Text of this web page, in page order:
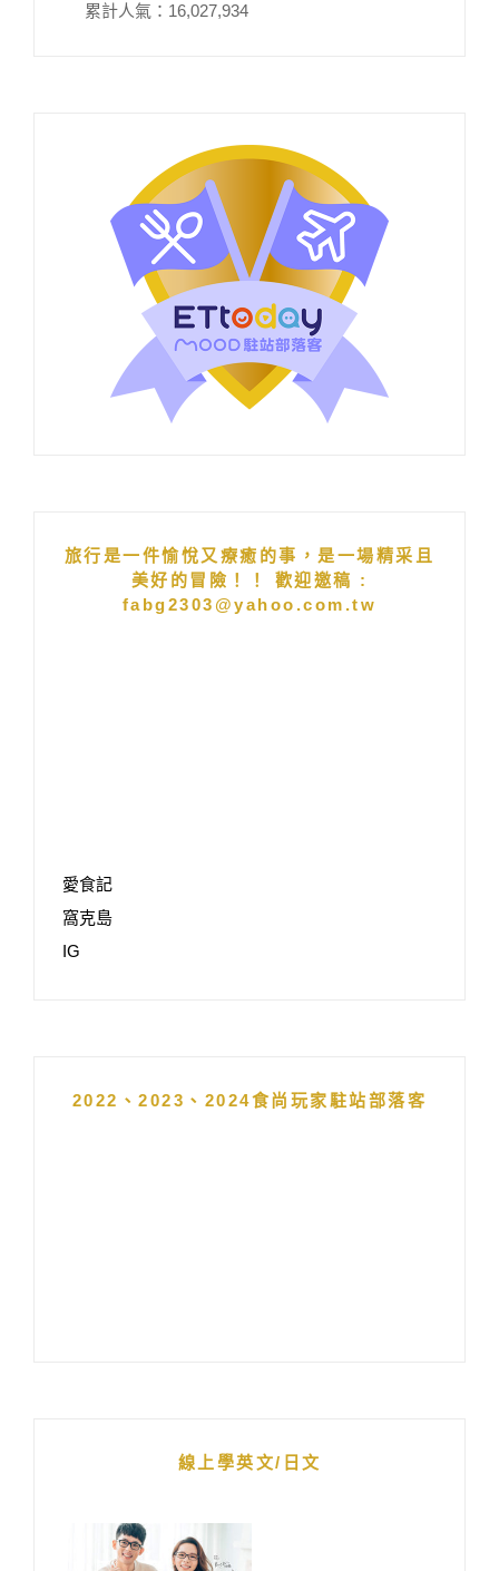
累計人氣： 16,027,934
旅行是一件愉悅又療癒的事，是一場精采且
美好的冒險！！ 歡迎邀稿 :
fabg2303@yahoo.com.tw
愛食記
窩克島
IG
2022、2023、2024食尚玩家駐站部落客
線上學英文/日文